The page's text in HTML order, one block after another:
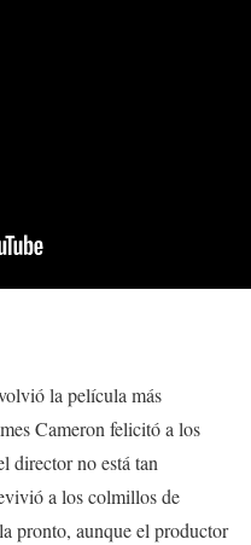
la película más
Cameron felicitó a los
director no está tan
a los colmillos de
pronto, aunque el productor